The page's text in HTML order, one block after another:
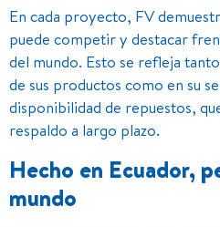
En cada proyecto, FV
puede competir y destacar
del mundo. Esto se refleja
de sus productos como en su
disponibilidad de repuestos,
respaldo a largo plazo.
Hecho en Ecuador,
mundo